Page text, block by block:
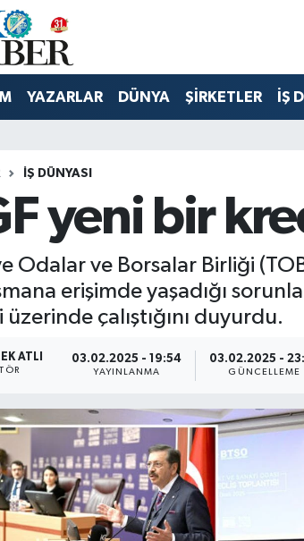
YAZARLAR DÜNYA ŞİRKETLER İŞ
İŞ DÜNYASI
yeni bir
Odalar ve Borsalar Birliği
erişimde yaşadığı
üzerinde çalıştığını duyurdu.
ATLI 03.02.2025 - 19:54
YAYINLANMA
03.02.2025 -
GÜNCELLEME